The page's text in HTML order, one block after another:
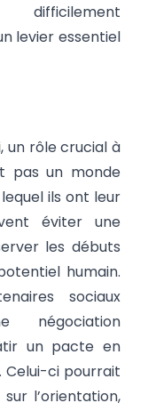
levier essentiel
un rôle crucial à
pas un monde
ils ont leur
éviter une
les débuts
humain.
sociaux
négociation
un pacte en
Celui-ci pourrait
l’orientation,